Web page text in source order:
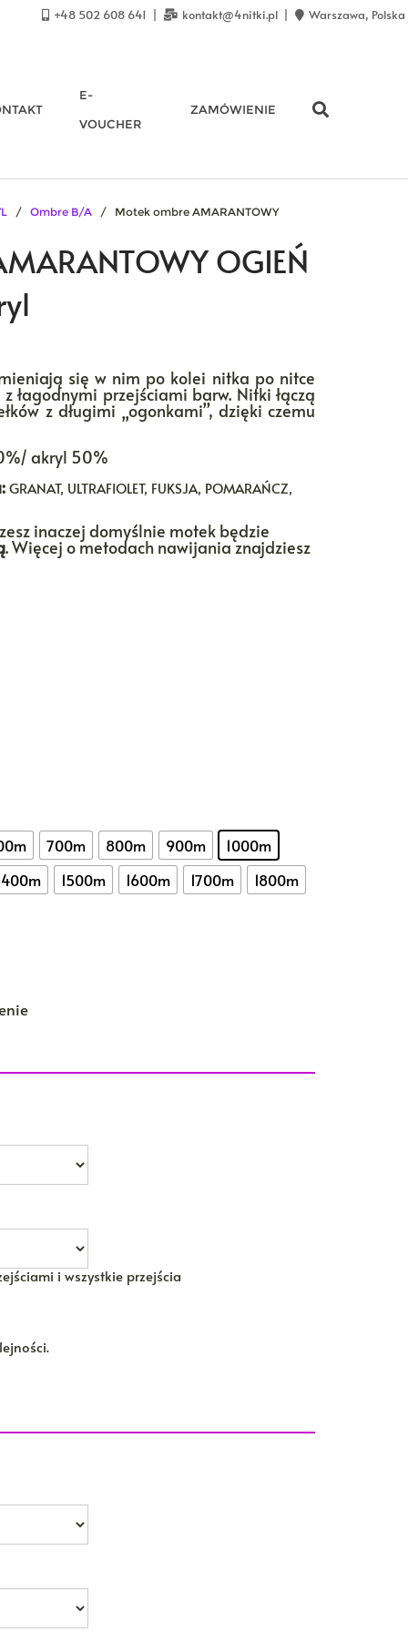
+48 502 608 641 kontakt@4nitki.pl Warszawa, Polska
E-
VOUCHER
ZAMÓWIENIE
/ Ombre B/A / Motek ombre AMARANTOWY
OGIEŃ
się w nim po kolei nitka po nitce
łagodnymi przejściami barw. Nitki łączą
z długimi „ogonkami”, dzięki czemu
akryl 50%
GRANAT, ULTRAFIOLET, FUKSJA, POMARAŃCZ,
inaczej domyślnie motek będzie
. Więcej o metodach nawijania znajdziesz
700m 800m 900m
1000m
1500m 1600m 1700m
1800m
i wszystkie przejścia